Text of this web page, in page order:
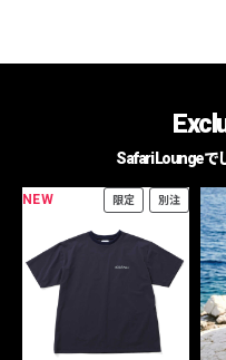
Safari Loungeで
NEW 限定 別注